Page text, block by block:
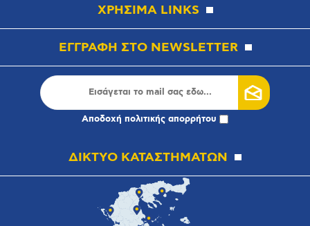
ΧΡΗΣΙΜΑ LINKS
ΕΓΓΡΑΦΗ ΣΤΟ NEWSLETTER
Αποδοχή πολιτικής απορρήτου
ΔΙΚΤΥΟ ΚΑΤΑΣΤΗΜΑΤΩΝ